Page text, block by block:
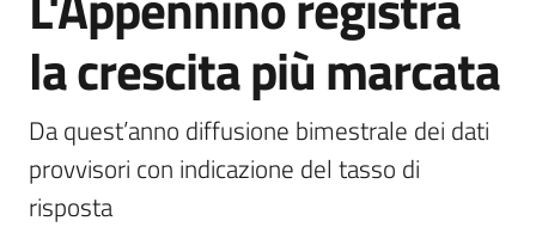
Programmi
e
risorse
Seguici
la crescita più marcata
Da quest’anno diffusione bimestrale dei dati
provvisori con indicazione del tasso di
risposta